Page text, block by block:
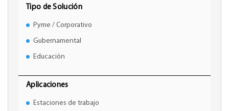
Tipo de Solución
Pyme / Corporativo
Gubernamental
Educación
Aplicaciones
Estaciones de trabajo